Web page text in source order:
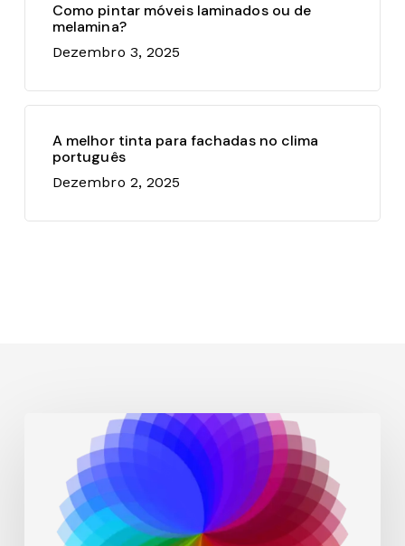
Como pintar móveis laminados ou de
melamina?
Dezembro 3, 2025
A melhor tinta para fachadas no clima
português
Dezembro 2, 2025
pedra